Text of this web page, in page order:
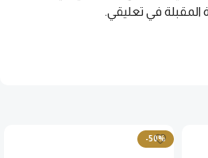
المقبلة في تعليقي.
-50%